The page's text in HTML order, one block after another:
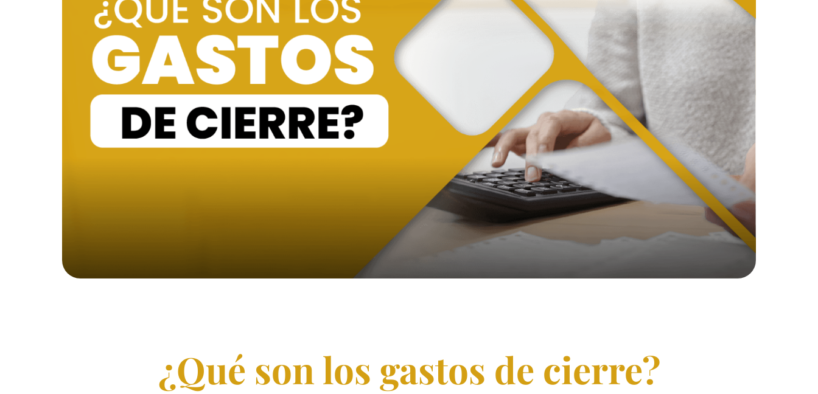
¿Qué son los gastos de cierre?